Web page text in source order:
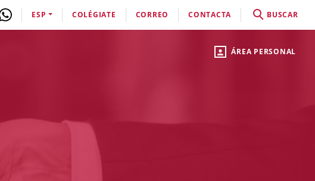
ÁREA PERSONAL
ESP COLÉGIATE CORREO CONTACTA BUSCAR